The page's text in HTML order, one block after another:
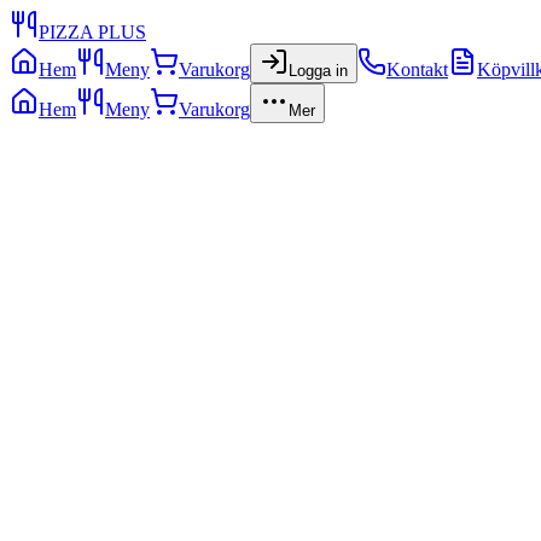
PIZZA PLUS
Hem
Meny Varukorg Logga in Kontakt
Hem
Meny Varukorg Mer